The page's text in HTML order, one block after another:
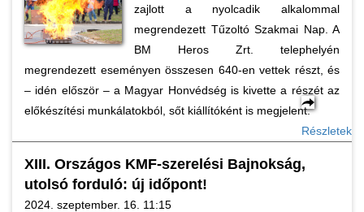
zajlott a nyolcadik alkalommal
megrendezett Tűzoltó Szakmai Nap. A
BM Heros Zrt. telephelyén
megrendezett eseményen összesen 640-en vettek részt, és
– idén először – a Magyar Honvédség is kivette a részét az
előkészítési munkálatokból, sőt kiállítóként is megjelent.
Részletek
XIII. Országos KMF-szerelési Bajnokság,
utolsó forduló: új időpont!
2024. szeptember. 16. 11:15